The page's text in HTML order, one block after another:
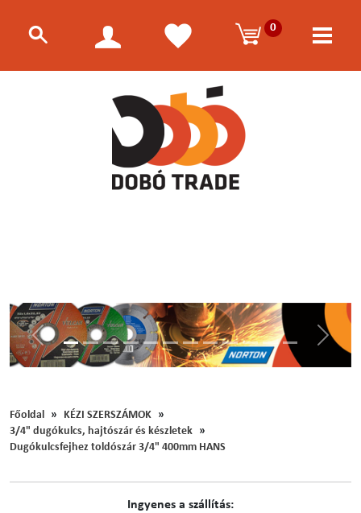
0
Előző
Főoldal
KÉZI SZERSZÁMOK
3/4" dugókulcs, hajtószár és készletek
Dugókulcsfejhez toldószár 3/4" 400mm HANS
Ingyenes a szállítás: